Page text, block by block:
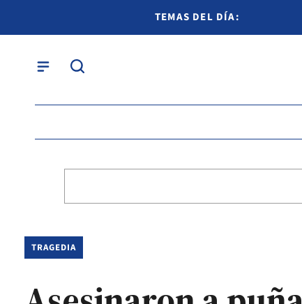
TEMAS DEL DÍA:
TRAGEDIA